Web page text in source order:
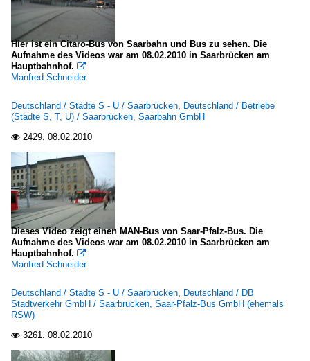
Hier ist ein Citaro-Bus von Saarbahn und Bus zu sehen. Die
Aufnahme des Videos war am 08.02.2010 in Saarbrücken am
Hauptbahnhof. 
Manfred Schneider
Deutschland / Städte S - U / Saarbrücken, Deutschland / Betriebe
(Städte S, T, U) / Saarbrücken, Saarbahn GmbH
 2429. 08.02.2010
Dieses Video zeigt einen MAN-Bus von Saar-Pfalz-Bus. Die
Aufnahme des Videos war am 08.02.2010 in Saarbrücken am
Hauptbahnhof. 
Manfred Schneider
Deutschland / Städte S - U / Saarbrücken, Deutschland / DB
Stadtverkehr GmbH / Saarbrücken, Saar-Pfalz-Bus GmbH (ehemals
RSW)
 3261. 08.02.2010